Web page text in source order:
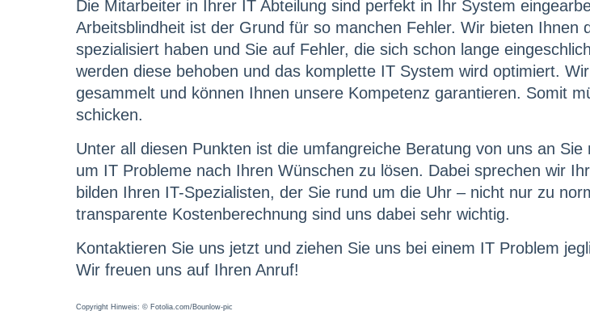
Die Mitarbeiter in Ihrer IT Abteilung sind perfekt in Ihr System
Arbeitsblindheit ist der Grund für so manchen Fehler. Wir bieten
spezialisiert haben und Sie auf Fehler, die sich schon lange
werden diese behoben und das komplette IT System wird optimiert.
gesammelt und können Ihnen unsere Kompetenz garantieren. Somit
schicken.
Unter all diesen Punkten ist die umfangreiche Beratung von uns an
um IT Probleme nach Ihren Wünschen zu lösen. Dabei sprechen wir
bilden Ihren IT-Spezialisten, der Sie rund um die Uhr – nicht nur zu
transparente Kostenberechnung sind uns dabei sehr wichtig.
Kontaktieren Sie uns jetzt und ziehen Sie uns bei einem IT Problem
Wir freuen uns auf Ihren Anruf!
Copyright Hinweis: © Fotolia.com/Bounlow-pic